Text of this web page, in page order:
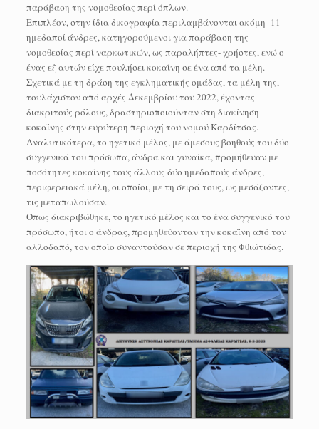
παράβαση της νομοθεσίας περί όπλων.
Επιπλέον, στην ίδια δικογραφία περιλαμβάνονται ακόμη -11-
ημεδαποί άνδρες, κατηγορούμενοι για παράβαση της
νομοθεσίας περί ναρκωτικών, ως παραλήπτες- χρήστες, ενώ ο
ένας εξ αυτών είχε πουλήσει κοκαΐνη σε ένα από τα μέλη.
Σχετικά με τη δράση της εγκληματικής ομάδας, τα μέλη της,
τουλάχιστον από αρχές Δεκεμβρίου του 2022, έχοντας
διακριτούς ρόλους, δραστηριοποιούνταν στη διακίνηση
κοκαΐνης στην ευρύτερη περιοχή του νομού Καρδίτσας.
Αναλυτικότερα, το ηγετικό μέλος, με άμεσους βοηθούς του δύο
συγγενικά του πρόσωπα, άνδρα και γυναίκα, προμήθευαν με
ποσότητες κοκαΐνης τους άλλους δύο ημεδαπούς άνδρες,
περιφερειακά μέλη, οι οποίοι, με τη σειρά τους, ως μεσάζοντες,
τις μεταπωλούσαν.
Όπως διακριβώθηκε, το ηγετικό μέλος και το ένα συγγενικό του
πρόσωπο, ήτοι ο άνδρας, προμηθεύονταν την κοκαΐνη από τον
αλλοδαπό, τον οποίο συναντούσαν σε περιοχή της Φθιώτιδας.